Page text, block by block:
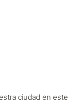
ciudad en este